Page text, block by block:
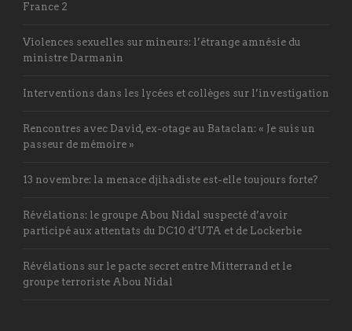
France 2
Violences sexuelles sur mineurs: l’étrange amnésie du
ministre Darmanin
Interventions dans les lycées et collèges sur l’investigation
Rencontres avec David, ex-otage au Bataclan: « Je suis un
passeur de mémoire »
13 novembre: la menace djihadiste est-elle toujours forte?
Révélations: le groupe Abou Nidal suspecté d’avoir
participé aux attentats du DC10 d’UTA et de Lockerbie
Révélations sur le pacte secret entre Mitterrand et le
groupe terroriste Abou Nidal